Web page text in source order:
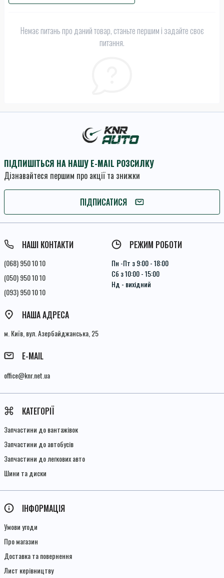
Немає питань про даний товар, станьте першим і задайте своє
питання.
ПІДПИШІТЬСЯ НА НАШУ E-MAIL РОЗСИЛКУ
Дізнавайтеся першим про акції та знижки
ПІДПИСАТИСЯ
ПІДПИШІТЬСЯ
Умови угоди
НАШІ КОНТАКТИ
(068) 950 10 10
(050) 950 10 10
(093) 950 10 10
РЕЖИМ РОБОТИ
Пн -Пт з 9:00 - 18:00
Сб з 10:00 - 15:00
Нд - вихідний
НАША АДРЕСА
м. Київ, вул. Азербайджанська, 25
E-MAIL
office@knr.net.ua
КАТЕГОРІЇ
Запчастини до вантажівок
Запчастини до автобусів
Запчастини до легкових авто
Шини та диски
ІНФОРМАЦІЯ
Умови угоди
Про магазин
Доставка та повернення
Лист керівництву